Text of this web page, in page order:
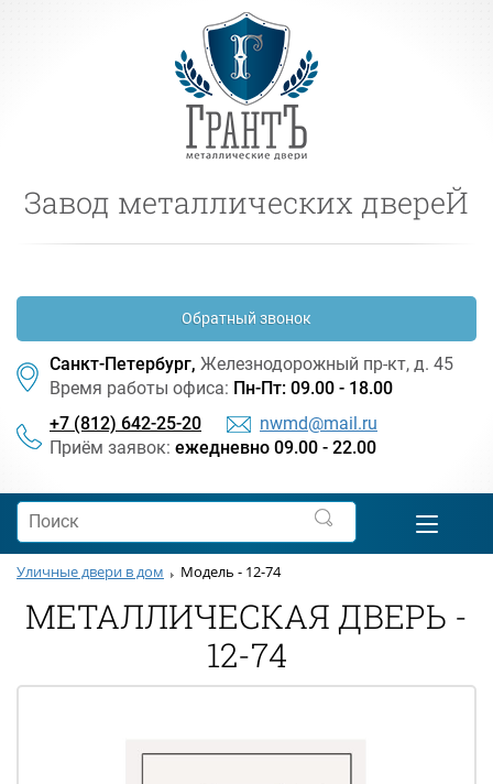
Завод металлических двереЙ
Обратный звонок
Санкт-Петербург, Железнодорожный пр-кт, д. 45
Время работы офиса: Пн-Пт: 09.00 - 18.00
+7 (812) 642-25-20
nwmd@mail.ru
Приём заявок: ежедневно 09.00 - 22.00
Уличные двери в дом Модель - 12-74
МЕТАЛЛИЧЕСКАЯ ДВЕРЬ -
12-74